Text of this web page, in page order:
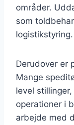
områder.
som
logistikstyring.
Derudover er
Mange
level
operationer i
arbejde med